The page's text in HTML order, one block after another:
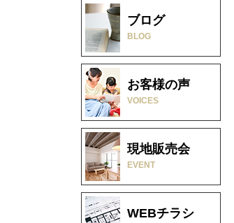
ブログ
BLOG
お客様の声
VOICES
現地販売会
EVENT
WEBチラシ